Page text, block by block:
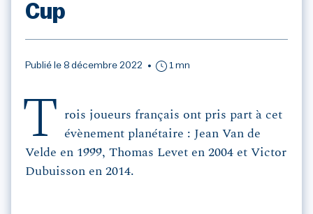
Cup
Publié le 8 décembre 2022 1 mn
T
rois joueurs français ont pris part à cet
évènement planétaire : Jean Van de
Velde en 1999, Thomas Levet en 2004 et Victor
Dubuisson en 2014.